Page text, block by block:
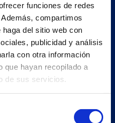
funciones de redes
compartimos
del sitio web con
publicidad y análisis
con otra información
que hayan recopilado a
de sus servicios.